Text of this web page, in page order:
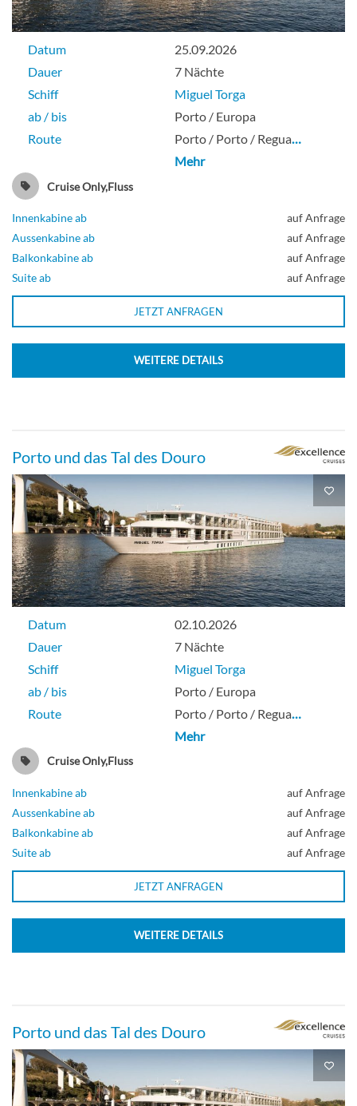
Datum
25.09.2026
Dauer
7 Nächte
Schiff
Miguel Torga
ab / bis
Porto / Europa
Route
Porto / Porto / Regua…
Mehr
Cruise Only,Fluss
Innenkabine ab
auf Anfrage
Aussenkabine ab
auf Anfrage
Balkonkabine ab
auf Anfrage
Suite ab
auf Anfrage
JETZT ANFRAGEN
WEITERE DETAILS
Porto und das Tal des Douro
Datum
02.10.2026
Dauer
7 Nächte
Schiff
Miguel Torga
ab / bis
Porto / Europa
Route
Porto / Porto / Regua…
Mehr
Cruise Only,Fluss
Innenkabine ab
auf Anfrage
Aussenkabine ab
auf Anfrage
Balkonkabine ab
auf Anfrage
Suite ab
auf Anfrage
JETZT ANFRAGEN
WEITERE DETAILS
Porto und das Tal des Douro